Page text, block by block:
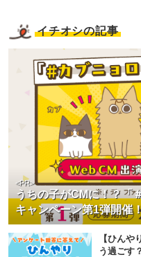
イチオシの記事
うちの子がCMに！？「
キャンペーン第1弾開催
<PR>
【ひん
う過ごす